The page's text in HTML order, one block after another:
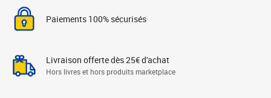
Paiements 100% sécurisés
Livraison offerte dès 25€ d'achat
Hors livres et hors produits marketplace